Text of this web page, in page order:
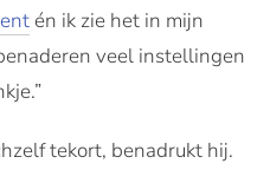
én ik zie het in mijn
veel instellingen
tekort, benadrukt hij.